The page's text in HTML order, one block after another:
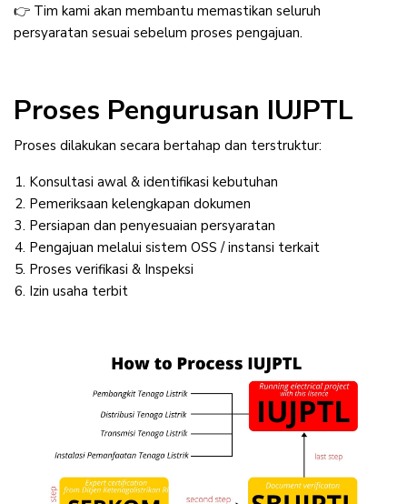
👉 Tim kami akan membantu memastikan seluruh
persyaratan sesuai sebelum proses pengajuan.
Proses Pengurusan IUJPTL
Proses dilakukan secara bertahap dan terstruktur:
Konsultasi awal & identifikasi kebutuhan
Pemeriksaan kelengkapan dokumen
Persiapan dan penyesuaian persyaratan
Pengajuan melalui sistem OSS / instansi terkait
Proses verifikasi & Inspeksi
Izin usaha terbit